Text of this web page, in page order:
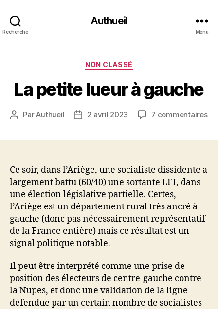
Recherche
Authueil
Menu
Catégories
NON CLASSÉ
La petite lueur à gauche
Auteur
ParAuthueil
Date2 avril 2023 7 commentairessur
Ce soir, dans l’Ariège, une socialiste dissidente a
largement battu (60/40) une sortante LFI, dans
une élection législative partielle. Certes,
l’Ariège est un département rural très ancré à
gauche (donc pas nécessairement représentatif
de la France entière) mais ce résultat est un
signal politique notable.
Il peut être interprété comme une prise de
position des électeurs de centre-gauche contre
la Nupes, et donc une validation de la ligne
défendue par un certain nombre de socialistes